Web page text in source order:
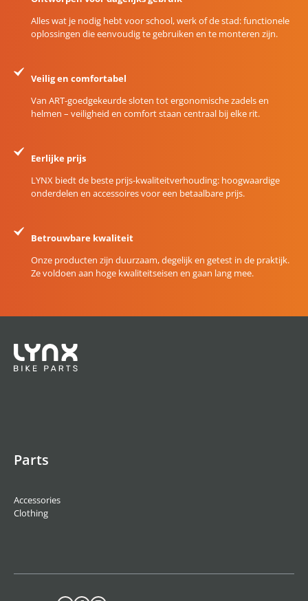
Alles wat je nodig hebt voor school, werk of de stad: functionele
oplossingen die eenvoudig te gebruiken en te monteren zijn.
Veilig en comfortabel
Van ART-goedgekeurde sloten tot ergonomische zadels en
helmen – veiligheid en comfort staan centraal bij elke rit.
Eerlijke prijs
LYNX biedt de beste prijs-kwaliteitverhouding: hoogwaardige
onderdelen en accessoires voor een betaalbare prijs.
Betrouwbare kwaliteit
Onze producten zijn duurzaam, degelijk en getest in de praktijk.
Ze voldoen aan hoge kwaliteitseisen en gaan lang mee.
Parts
Accessories
Clothing